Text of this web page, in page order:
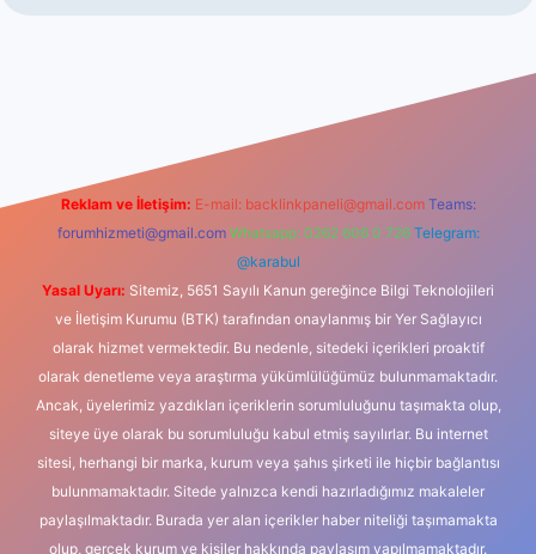
Reklam ve İletişim: E-mail: backlinkpaneli@gmail.com Teams:
forumhizmeti@gmail.com Whatsapp: 0262 606 0 726 Telegram:
@karabul
Yasal Uyarı: Sitemiz, 5651 Sayılı Kanun gereğince Bilgi Teknolojileri
ve İletişim Kurumu (BTK) tarafından onaylanmış bir Yer Sağlayıcı
olarak hizmet vermektedir. Bu nedenle, sitedeki içerikleri proaktif
olarak denetleme veya araştırma yükümlülüğümüz bulunmamaktadır.
Ancak, üyelerimiz yazdıkları içeriklerin sorumluluğunu taşımakta olup,
siteye üye olarak bu sorumluluğu kabul etmiş sayılırlar. Bu internet
sitesi, herhangi bir marka, kurum veya şahıs şirketi ile hiçbir bağlantısı
bulunmamaktadır. Sitede yalnızca kendi hazırladığımız makaleler
paylaşılmaktadır. Burada yer alan içerikler haber niteliği taşımamakta
olup, gerçek kurum ve kişiler hakkında paylaşım yapılmamaktadır.